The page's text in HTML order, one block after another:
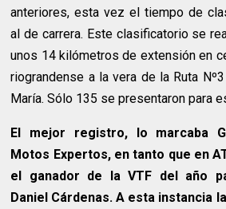
anteriores, esta vez el tiempo de
al de carrera. Este clasificatorio se
unos 14 kilómetros de extensión en
riograndense a la vera de la Ruta
María. Sólo 135 se presentaron para
El mejor registro, lo marcaba
Motos Expertos, en tanto que en
el ganador de la VTF del año
Daniel Cárdenas. A esta instancia